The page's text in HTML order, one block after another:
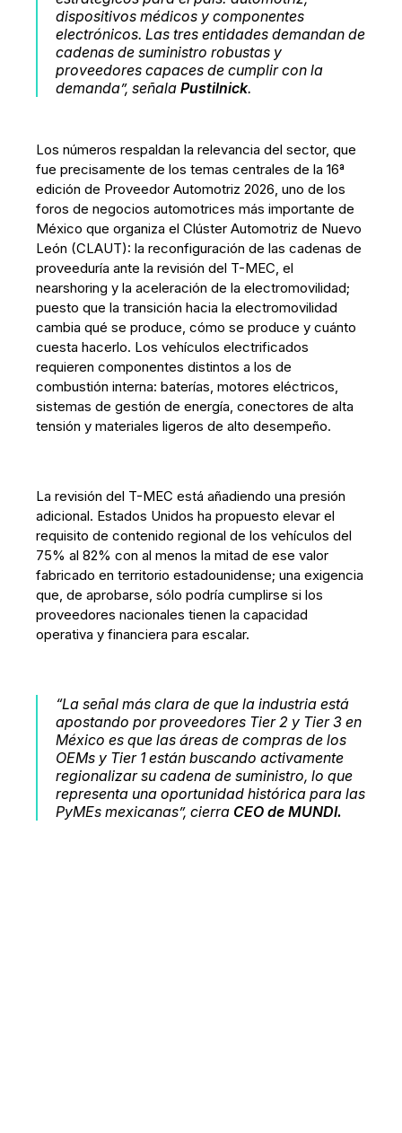
dispositivos médicos y componentes
electrónicos. Las tres entidades demandan de
cadenas de suministro robustas y
proveedores capaces de cumplir con la
demanda”, señalaPustilnick.
Los números respaldan la relevancia del sector, que
fue precisamente de los temas centrales de la 16ª
edición de Proveedor Automotriz 2026, uno de los
foros de negocios automotrices más importante de
México que organiza el Clúster Automotriz de Nuevo
León (CLAUT): la reconfiguración de las cadenas de
proveeduría ante la revisión del T-MEC, el
nearshoring y la aceleración de la electromovilidad;
puesto que la transición hacia la electromovilidad
cambia qué se produce, cómo se produce y cuánto
cuesta hacerlo. Los vehículos electrificados
requieren componentes distintos a los de
combustión interna: baterías, motores eléctricos,
sistemas de gestión de energía, conectores de alta
tensión y materiales ligeros de alto desempeño.
La revisión del T-MEC está añadiendo una presión
adicional. Estados Unidos ha propuesto elevar el
requisito de contenido regional de los vehículos del
75% al 82% con al menos la mitad de ese valor
fabricado en territorio estadounidense; una exigencia
que, de aprobarse, sólo podría cumplirse si los
proveedores nacionales tienen la capacidad
operativa y financiera para escalar.
“La señal más clara de que la industria está
apostando por proveedores Tier 2 y Tier 3 en
México es que las áreas de compras de los
OEMs y Tier 1 están buscando activamente
regionalizar su cadena de suministro, lo que
representa una oportunidad histórica para las
PyMEs mexicanas”, cierra CEO de MUNDI.